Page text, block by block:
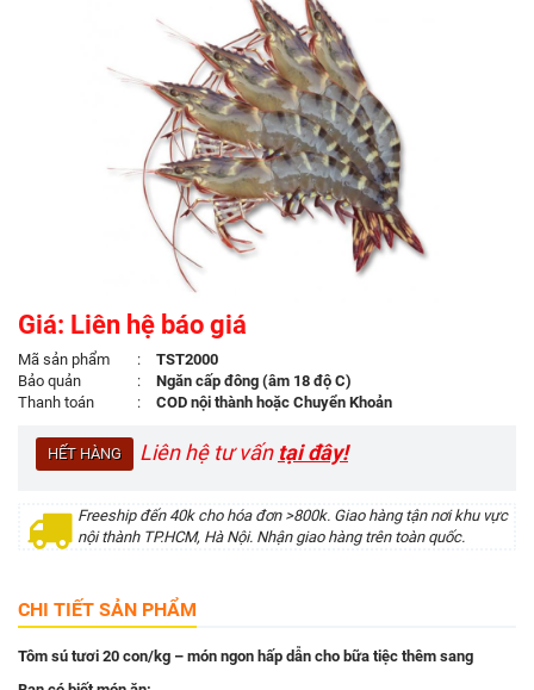
Giá: Liên hệ báo giá
Mã sản phẩm :
TST2000
Bảo quản
:
Ngăn cấp đông (âm 18 độ C)
Thanh toán
: COD nội thành hoặc Chuyển Khoản
HẾT HÀNG Liên hệ tư vấn tại đây!
Freeship đến 40k cho hóa đơn >800k. Giao hàng tận nơi khu vực
nội thành TP.HCM, Hà Nội. Nhận giao hàng trên toàn quốc.
CHI TIẾT SẢN PHẨM
Tôm sú tươi 20 con/kg – món ngon hấp dẫn cho bữa tiệc thêm sang